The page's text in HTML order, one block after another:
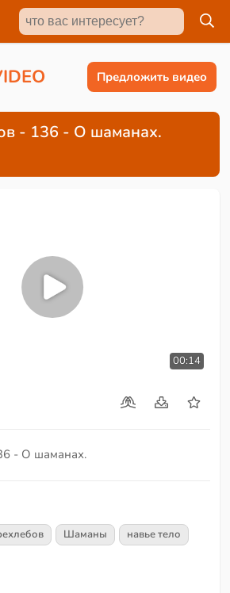
IDEO Предложить видео
- 136 - О шаманах.
00:14
- О шаманах.
Шаманы
навье тело